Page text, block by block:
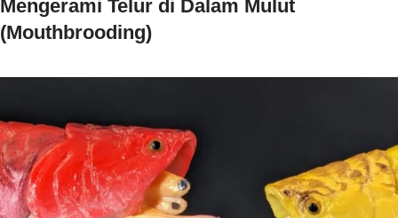
Mengerami Telur di Dalam Mulut
(Mouthbrooding)